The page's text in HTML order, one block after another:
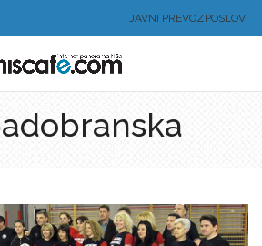
JAVNI PREVOZPOSLOVI